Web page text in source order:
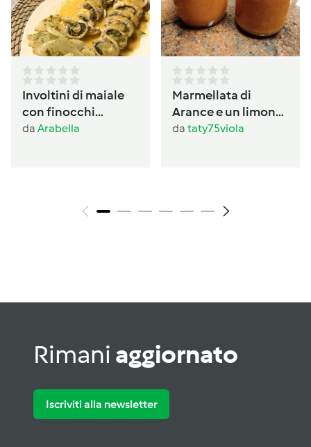
Involtini di maiale
con finocchi
prezzemolati
da Arabella
Marmellata di
Arance e un limone
con buccia
da taty75viola
Rimani aggiornato
Iscriviti alla newsletter